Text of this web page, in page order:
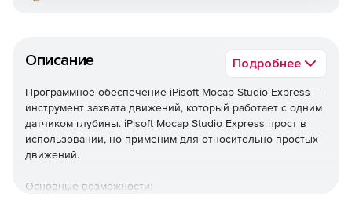
Описание Подробнее
Программное обеспечение iPisoft Mocap Studio Express –
инструмент захвата движений, который работает с одним
датчиком глубины. iPisoft Mocap Studio Express прост в
использовании, но применим для относительно простых
движений.
Основные возможности: